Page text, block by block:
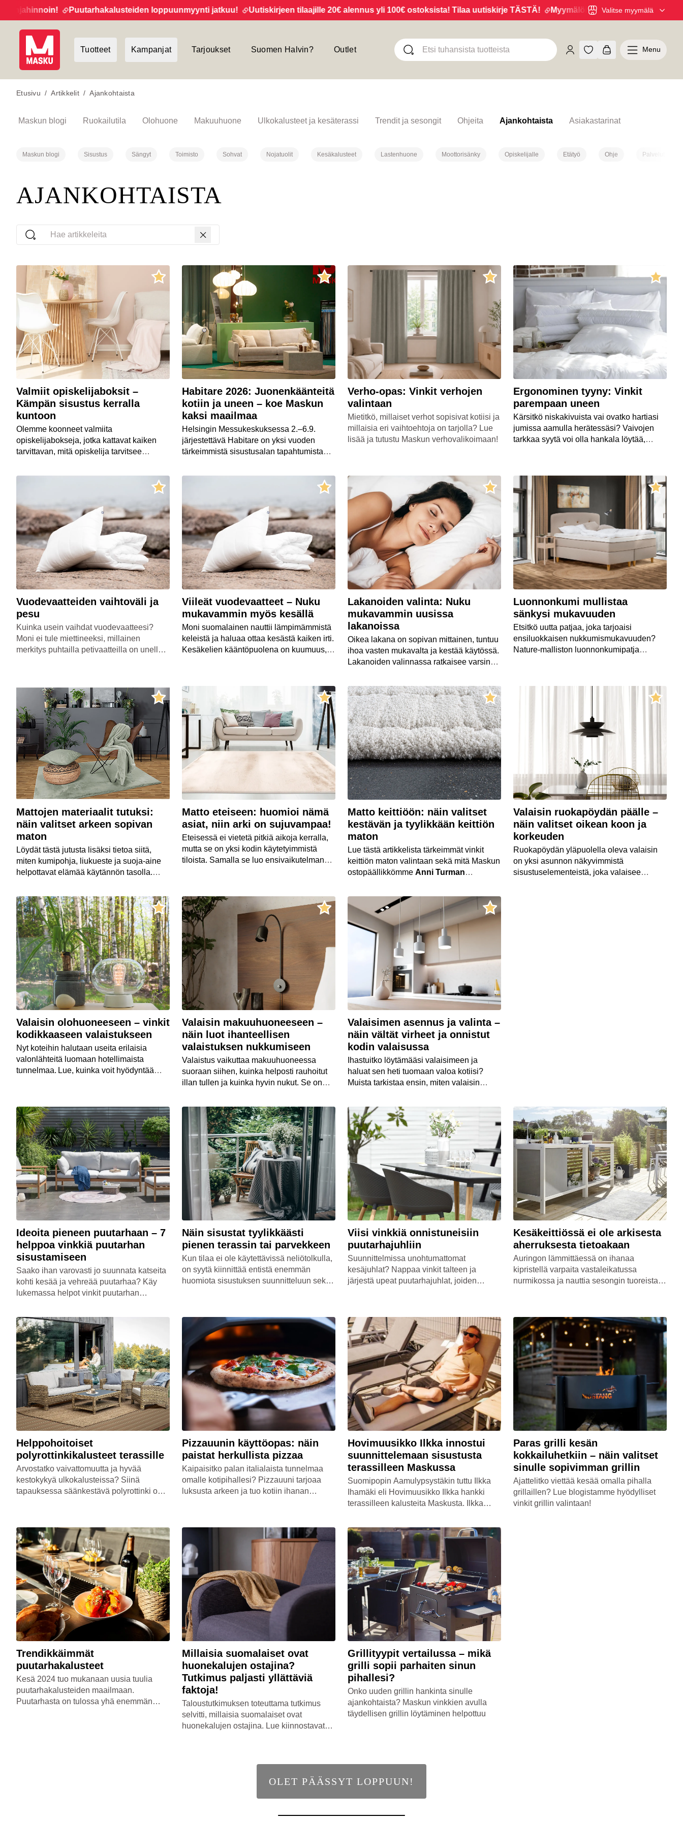
loppuunmyynti jatkuu! Uutiskirjeen tilaajille 20€ alennus yli 100€ ostoksista! Tilaa uutiskirje TÄSTÄ! Myymälöistä 6kk maksuaikaa 0% korolla! Hae
Valitse myymälä
Tuotteet Kampanjat Tarjoukset Suomen Halvin? Outlet Menu
Etusivu / Artikkelit / Ajankohtaista
Maskun blogi Ruokailutila Olohuone Makuuhuone Ulkokalusteet ja kesäterassi Trendit ja sesongit Ohjeita Ajankohtaista Asiakastarinat
Maskun blogi Sisustus Sängyt Toimisto Sohvat Nojatuolit Kesäkalusteet Lastenhuone Moottorisänky Opiskelijalle Etätyö Ohje Palvelut
AJANKOHTAISTA
Hae artikkeleita
Valmiit opiskelijaboksit –
Kämpän sisustus kerralla
kuntoon
Olemme koonneet valmiita
opiskelijabokseja, jotka kattavat kaiken
tarvittavan, mitä opiskelija tarvitsee
Habitare 2026: Juonenkäänteitä
kotiin ja uneen – koe Maskun
kaksi maailmaa
Helsingin Messukeskuksessa 2.–6.9.
järjestettävä Habitare on yksi vuoden
tärkeimmistä sisustusalan tapahtumista
asuminen, sisustaminen ja ihmisten
Verho-opas: Vinkit verhojen
valintaan
Mietitkö, millaiset verhot sopisivat kotiisi ja
millaisia eri vaihtoehtoja on tarjolla? Lue
lisää ja tutustu Maskun verhovalikoimaan!
Ergonominen tyyny: Vinkit
parempaan uneen
Kärsitkö niskakivuista vai ovatko hartiasi
jumissa aamulla herätessäsi? Vaivojen
tarkkaa syytä voi olla hankala löytää,
malli ei sovi jokaiselle, joten oikeanlainen
tyyny tulee valita kehoasi kuunnellen.
Vuodevaatteiden vaihtoväli ja
pesu
Kuinka usein vaihdat vuodevaatteesi?
Moni ei tule miettineeksi, millainen
merkitys puhtailla petivaatteilla on unelle
Viileät vuodevaatteet – Nuku
mukavammin myös kesällä
Moni suomalainen nauttii lämpimämmistä
keleistä ja haluaa ottaa kesästä kaiken irti.
Kesäkelien kääntöpuolena on kuumuus,
Lakanoiden valinta: Nuku
mukavammin uusissa
lakanoissa
Oikea lakana on sopivan mittainen, tuntuu
ihoa vasten mukavalta ja kestää käytössä.
Lakanoiden valinnassa ratkaisee varsinkin
suhteessa patjaan ja materiaali.
Luonnonkumi mullistaa
sänkysi mukavuuden
Etsitkö uutta patjaa, joka tarjoaisi
ensiluokkaisen nukkumismukavuuden?
Nature-malliston luonnonkumipatja
Mattojen materiaalit tutuksi:
näin valitset arkeen sopivan
maton
Löydät tästä jutusta lisäksi tietoa siitä,
miten kumipohja, liukueste ja suoja-aine
helpottavat elämää käytännön tasolla.
ostopäällikkömmeAnni Turmaninvinkit.
Matto eteiseen: huomioi nämä
asiat, niin arki on sujuvampaa!
Eteisessä ei vietetä pitkiä aikoja kerralla,
mutta se on yksi kodin käytetyimmistä
tiloista. Samalla se luo ensivaikutelman
Matto keittiöön: näin valitset
kestävän ja tyylikkään keittiön
maton
Lue tästä artikkelista tärkeimmät vinkit
keittiön maton valintaan sekä mitä Maskun
ostopäällikkömme Anni Turman
Valaisin ruokapöydän päälle –
näin valitset oikean koon ja
korkeuden
Ruokapöydän yläpuolella oleva valaisin
on yksi asunnon näkyvimmistä
sisustuselementeistä, joka valaisee
Valaisin olohuoneeseen – vinkit
kodikkaaseen valaistukseen
Nyt koteihin halutaan useita erilaisia
valonlähteitä luomaan hotellimaista
tunnelmaa. Lue, kuinka voit hyödyntää
Valaisin makuuhuoneeseen –
näin luot ihanteellisen
valaistuksen nukkumiseen
Valaistus vaikuttaa makuuhuoneessa
suoraan siihen, kuinka helposti rauhoitut
illan tullen ja kuinka hyvin nukut. Se on
tunnelmallisempi.
Valaisimen asennus ja valinta –
näin vältät virheet ja onnistut
kodin valaisussa
Ihastuitko löytämääsi valaisimeen ja
haluat sen heti tuomaan valoa kotiisi?
Muista tarkistaa ensin, miten valaisin
tarvittava asennusta varten. Tämä
ratkaisee myös sen, voitko tehdä
asennuksen itse vai tarvitsetko
sähköasentajan apua.
Ideoita pieneen puutarhaan – 7
helppoa vinkkiä puutarhan
sisustamiseen
Saako ihan varovasti jo suunnata katseita
kohti kesää ja vehreää puutarhaa? Käy
lukemassa helpot vinkit puutarhan
Näin sisustat tyylikkäästi
pienen terassin tai parvekkeen
Kun tilaa ei ole käytettävissä neliötolkulla,
on syytä kiinnittää entistä enemmän
huomiota sisustuksen suunnitteluun sekä
Lue Maskun blogista toimivat vinkit
ulkotilojen sisustamiseen!
Viisi vinkkiä onnistuneisiin
puutarhajuhliin
Suunnittelmissa unohtumattomat
kesäjuhlat? Nappaa vinkit talteen ja
järjestä upeat puutarhajuhlat, joiden
Kesäkeittiössä ei ole arkisesta
aherruksesta tietoakaan
Auringon lämmittäessä on ihanaa
kipristellä varpaita vastaleikatussa
nurmikossa ja nauttia sesongin tuoreista
arkiset askareet voi siirtää ulkotiloihin! Nyt
viimeistään on hyvä hetki tehdä kesäyön
unelmasta totta, ja hankkia täydellinen
kesäkeittiö kotiin tai mökille.
Helppohoitoiset
polyrottinkikalusteet terassille
Arvostatko vaivattomuutta ja hyvää
kestokykyä ulkokalusteissa? Siinä
tapauksessa säänkestävä polyrottinki on
helppohoitoisia ratkaisuja myös avonaisiin
ulkotiloihin.
Pizzauunin käyttöopas: näin
paistat herkullista pizzaa
Kaipaisitko palan italialaista tunnelmaa
omalle kotipihallesi? Pizzauuni tarjoaa
luksusta arkeen ja tuo kotiin ihanan
Hovimuusikko Ilkka innostui
suunnittelemaan sisustusta
terassilleen Maskussa
Suomipopin Aamulypsystäkin tuttu Ilkka
Ihamäki eli Hovimuusikko Ilkka hankki
terassilleen kalusteita Maskusta. Ilkka
ja löysi itsensä kesäpihalta testailemasta
erilaisia kalustevaihtoehtoja. Tavoitteena
oli löytää sellaiset terassikalusteet, joista
tulisi erityisen kotoisa fiilis.
Paras grilli kesän
kokkailuhetkiin – näin valitset
sinulle sopivimman grillin
Ajattelitko viettää kesää omalla pihalla
grillaillen? Lue blogistamme hyödylliset
vinkit grillin valintaan!
Trendikkäimmät
puutarhakalusteet
Kesä 2024 tuo mukanaan uusia tuulia
puutarhakalusteiden maailmaan.
Puutarhasta on tulossa yhä enemmän
Millaisia suomalaiset ovat
huonekalujen ostajina?
Tutkimus paljasti yllättäviä
faktoja!
Taloustutkimuksen toteuttama tutkimus
selvitti, millaisia suomalaiset ovat
huonekalujen ostajina. Lue kiinnostavat
Grillityypit vertailussa – mikä
grilli sopii parhaiten sinun
pihallesi?
Onko uuden grillin hankinta sinulle
ajankohtaista? Maskun vinkkien avulla
täydellisen grillin löytäminen helpottuu
OLET PÄÄSSYT LOPPUUN!